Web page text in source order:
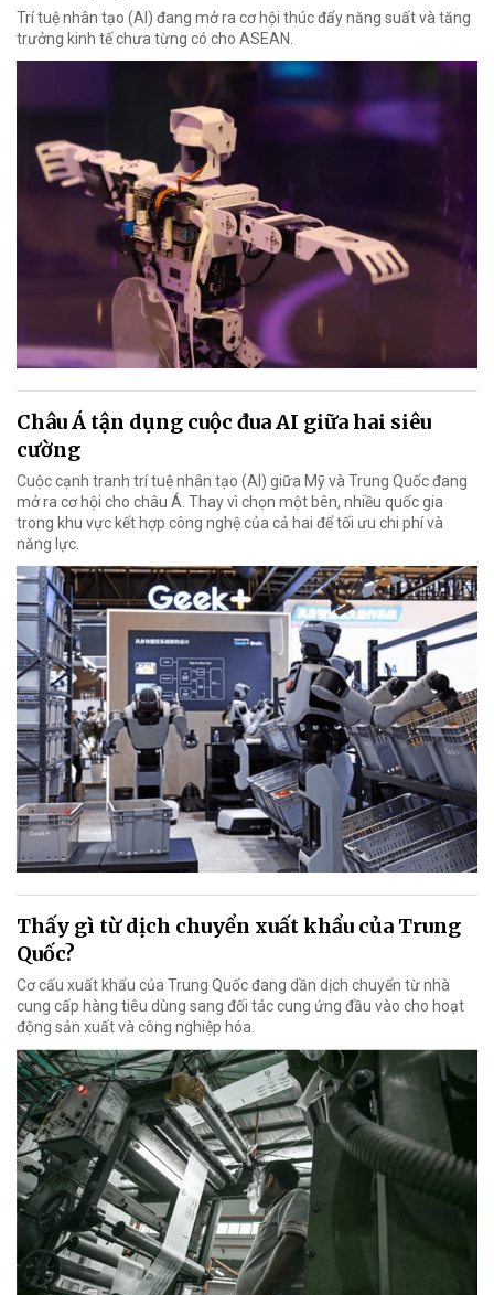
Trí tuệ nhân tạo (AI) đang mở ra cơ hội thúc đẩy năng suất và tăng
trưởng kinh tế chưa từng có cho ASEAN.
Châu Á tận dụng cuộc đua AI giữa hai siêu
cường
Cuộc cạnh tranh trí tuệ nhân tạo (AI) giữa Mỹ và Trung Quốc đang
mở ra cơ hội cho châu Á. Thay vì chọn một bên, nhiều quốc gia
trong khu vực kết hợp công nghệ của cả hai để tối ưu chi phí và
năng lực.
Thấy gì từ dịch chuyển xuất khẩu của Trung
Quốc?
Cơ cấu xuất khẩu của Trung Quốc đang dần dịch chuyển từ nhà
cung cấp hàng tiêu dùng sang đối tác cung ứng đầu vào cho hoạt
động sản xuất và công nghiệp hóa.